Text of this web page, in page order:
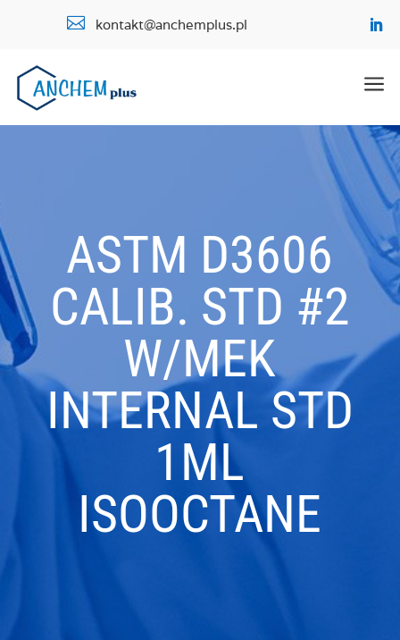
 kontakt@anchemplus.pl
a
ASTM D3606
CALIB. STD #2
W/MEK
INTERNAL STD
1ML
ISOOCTANE